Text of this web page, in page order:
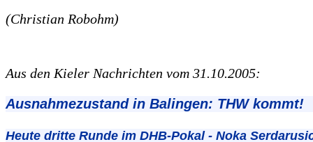
(Christian Robohm)
Aus den Kieler Nachrichten vom 31.10.2005:
Ausnahmezustand in Balingen: THW kommt!
Heute dritte Runde im DHB-Pokal - Noka